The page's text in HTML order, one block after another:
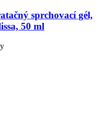
sprchovací gél,
50 ml